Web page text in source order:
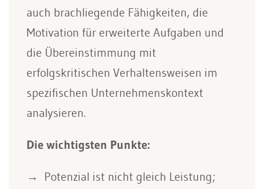
auch brachliegende Fähigkeiten, die
Motivation für erweiterte Aufgaben und
die Übereinstimmung mit
erfolgskritischen Verhaltensweisen im
spezifischen Unternehmenskontext
analysieren.
Die wichtigsten Punkte:
Potenzial ist nicht gleich Leistung;